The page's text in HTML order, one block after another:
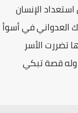
الإنسان
العدواني في أسوأ
تضررت الأسر
قصة تبكي